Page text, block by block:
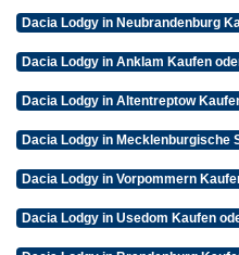
Dacia Lodgy in Neubrandenburg
Dacia Lodgy in Anklam Kaufen
Dacia Lodgy in Altentreptow
Dacia Lodgy in Mecklenburgische
Dacia Lodgy in Vorpommern
Dacia Lodgy in Usedom Kaufen